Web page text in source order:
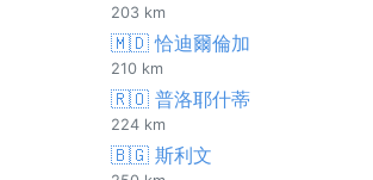
203 km
🇲🇩 恰迪爾倫加
210 km
🇷🇴 普洛耶什蒂
224 km
🇧🇬 斯利文